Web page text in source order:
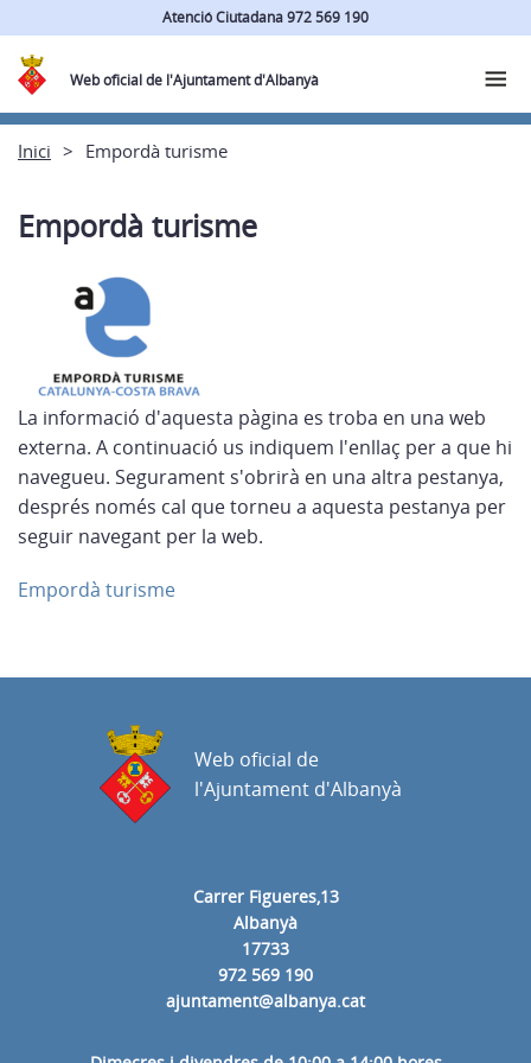
Atenció Ciutadana 972 569 190
Web oficial de l'Ajuntament d'Albanyà
Inici Empordà turisme
Empordà turisme
La informació d'aquesta pàgina es troba en una web
externa. A continuació us indiquem l'enllaç per a que hi
navegueu. Segurament s'obrirà en una altra pestanya,
després només cal que torneu a aquesta pestanya per
seguir navegant per la web.
Empordà turisme
Carrer Figueres,13
Albanyà
17733
972 569 190
ajuntament@albanya.cat
Web oficial de
l'Ajuntament d'Albanyà